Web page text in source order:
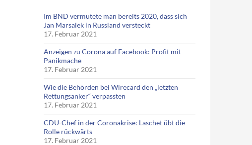
Im BND vermutete man bereits 2020, dass sich
Jan Marsalek in Russland versteckt
17. Februar 2021
Anzeigen zu Corona auf Facebook: Profit mit
Panikmache
17. Februar 2021
Wie die Behörden bei Wirecard den „letzten
Rettungsanker“ verpassten
17. Februar 2021
CDU-Chef in der Coronakrise: Laschet übt die
Rolle rückwärts
17. Februar 2021